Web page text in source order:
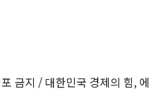
금지 / 대한민국 경제의 힘, 에